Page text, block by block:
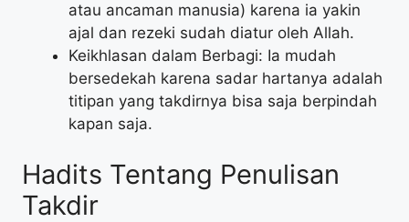
atau ancaman manusia) karena ia yakin
ajal dan rezeki sudah diatur oleh Allah.
Keikhlasan dalam Berbagi: Ia mudah
bersedekah karena sadar hartanya adalah
titipan yang takdirnya bisa saja berpindah
kapan saja.
Hadits Tentang Penulisan
Takdir